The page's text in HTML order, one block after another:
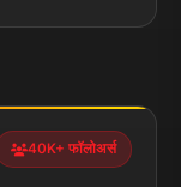
40K+ फॉलोअर्स